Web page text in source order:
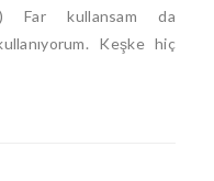
Far kullansam da
Keşke hiç